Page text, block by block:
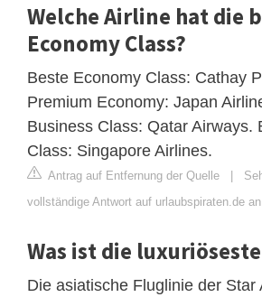
Welche Airline hat die
Economy Class?
Beste Economy Class: Cathay
Premium Economy: Japan
Business Class: Qatar Airways.
Class: Singapore Airlines.
Antrag auf Entfernung der Quelle |
vollständige Antwort auf urlaubspiraten.de an
Was ist die
Die asiatische Fluglinie der Star